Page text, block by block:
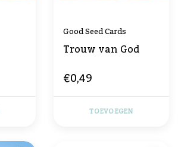
Good Seed Cards
Trouw van God
€0,49
TOEVOEGEN